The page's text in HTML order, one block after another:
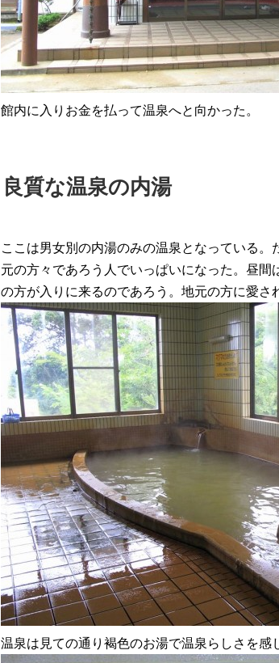
館内に入りお金を払って温泉へと向かった。
良質な温泉の内湯
ここは男女別の内湯のみの温泉となっている
元の方々であろう人でいっぱいになった。昼
の方が入りに来るのであろう。地元の方に愛さ
温泉は見ての通り褐色のお湯で温泉らしさを感